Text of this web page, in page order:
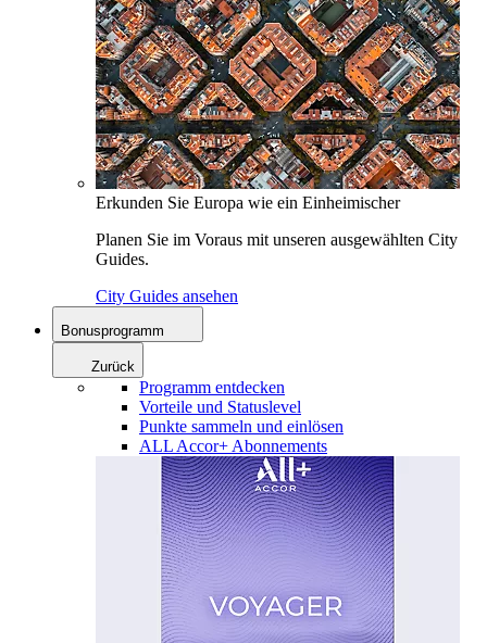
Erkunden Sie Europa wie ein Einheimischer
Planen Sie im Voraus mit unseren ausgewählten City
Guides.
City Guides ansehen
Bonusprogramm
Zurück
Programm entdecken
Vorteile und Statuslevel
Punkte sammeln und einlösen
ALL Accor+ Abonnements